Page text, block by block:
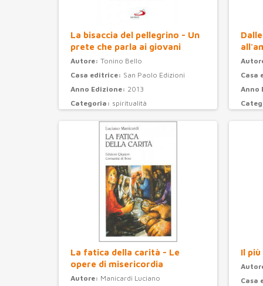
La bisaccia del pellegrino - Un
prete che parla ai giovani
Autore: Tonino Bello
Casa editrice: San Paolo Edizioni
Anno Edizione: 2013
Categoria: spiritualità
Casa
Anno
La fatica della carità - Le
opere di misericordia
Autore: Manicardi Luciano
Il
Casa